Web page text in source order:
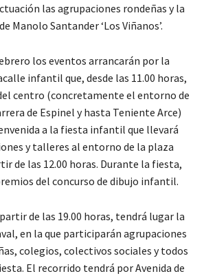
las agrupaciones rondeñas y la
Manolo Santander ‘Los Viñanos’.
los eventos arrancarán por la
infantil que, desde las 11.00 horas,
centro (concretamente el entorno de
de Espinel y hasta Teniente Arce)
a la fiesta infantil que llevará
y talleres al entorno de la plaza
de las 12.00 horas. Durante la fiesta,
del concurso de dibujo infantil.
de las 19.00 horas, tendrá lugar la
en la que participarán agrupaciones
colegios, colectivos sociales y todos
El recorrido tendrá por Avenida de